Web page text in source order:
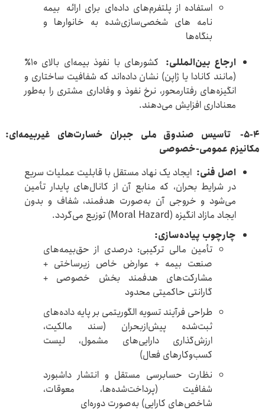
استفاده از پلتفرم‌های داده‌ای برای ارائه بیمه
نامه های شخصی‌سازی‌شده به خانوارها و
بنگاه‌ها
ارجاع بین‌المللی:
کشورهای با نفوذ بیمه‌ای بالای ۱۰٪
(مانند کانادا یا ژاپن) نشان داده‌اند که شفافیت ساختاری و
انگیزه‌های رفتارمحور، نرخ نفوذ و وفاداری مشتری را به‌طور
معناداری افزایش می‌دهند.
5-4-
تأسیس صندوق ملی جبران خسارت‌های غیربیمه‌ای:
مکانیزم عمومی-خصوصی
اصل فنی: ایجاد یک نهاد مستقل با قابلیت عملیات سریع
در شرایط بحران، که منابع آن از کانال‌های پایدار تأمین
می‌شود و خروجی آن به‌صورت هدفمند، شفاف و بدون
ایجاد مازاد انگیزه (Moral Hazard) توزیع می‌گردد.
چارچوب پیاده‌سازی:
تأمین مالی ترکیبی: درصدی از حق‌بیمه‌های
صنعت بیمه + عوارض خاص زیرساختی +
مشارکت‌های هدفمند بخش خصوصی +
گارانتی حاکمیتی محدود
طراحی فرآیند تسویه الگوریتمی بر پایه داده‌های
ثبت‌شده پیش‌ازبحران (سند مالکیت،
ارزش‌گذاری دارایی‌های مشمول، لیست
کسب‌وکارهای فعال)
نظارت حسابرسی مستقل و انتشار داشبورد
شفافیت (پرداخت‌شده‌ها، معوقات،
شاخص‌های کارایی) به‌صورت دوره‌ای